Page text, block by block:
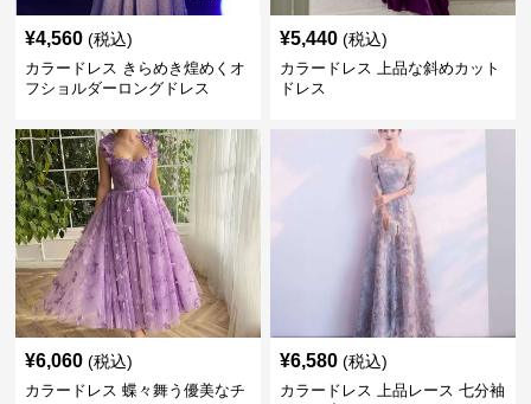
¥4,560 (税込)
カラードレス きらめき煌めくオ
フショルダーロングドレス
¥5,440 (税込)
カラードレス 上品な斜めカット
ドレス
¥6,060 (税込)
カラードレス 蝶々舞う優美なチ
¥6,580 (税込)
カラードレス 上品レース 七分袖